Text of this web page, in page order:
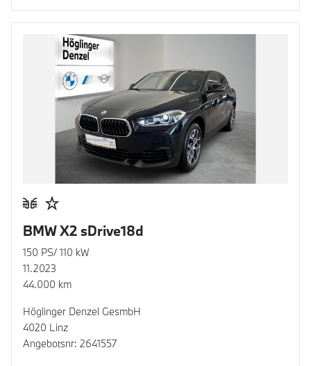
BMW X2 sDrive18d
150 PS/ 110 kW
11.2023
44.000 km
Höglinger Denzel GesmbH
4020 Linz
Angebotsnr: 2641557